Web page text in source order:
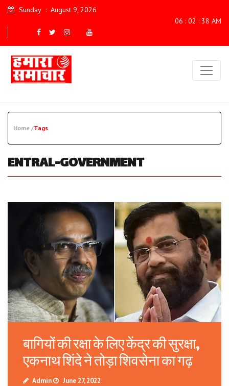
Sunday : August 9, 2026
06 : 02 : 39 AM
Home /Tags
ENTRAL-GOVERNMENT
बागियों की रक्षा के लिए केंद्र की सुरक्षा,
एकनाथ शिंदे ने तोड़ा शिवसेना का गढ़
Admin June 27, 2022